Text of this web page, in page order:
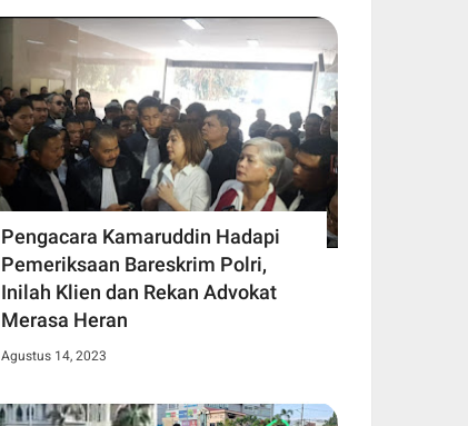
Pengacara Kamaruddin Hadapi
Pemeriksaan Bareskrim Polri,
Inilah Klien dan Rekan Advokat
Merasa Heran
Agustus 14, 2023